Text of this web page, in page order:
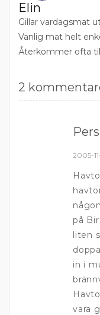
Elin
Gillar vardagsmat
Vanlig mat helt
Återkommer ofta
2
2005-
på
liten
in i
vara